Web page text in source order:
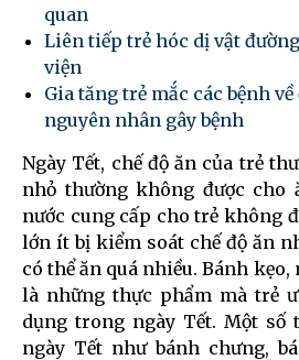
quan
Liên tiếp trẻ hóc dị vật
viện
Gia tăng trẻ mắc các bệnh
nguyên nhân gây bệnh
Ngày Tết, chế độ ăn của trẻ
nhỏ thường không được cho
nước cung cấp cho trẻ không
lớn ít bị kiểm soát chế độ ăn
có thể ăn quá nhiều. Bánh
là những thực phẩm mà trẻ
dụng trong ngày Tết. Một số
ngày Tết như bánh chưng,